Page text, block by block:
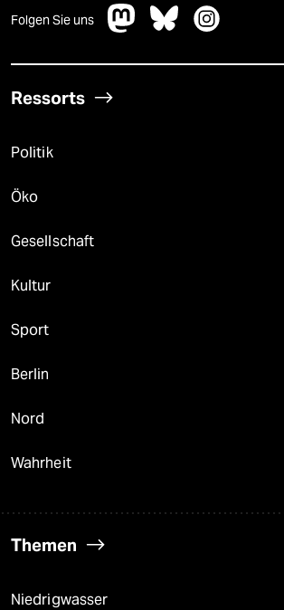
Folgen Sie uns
Ressorts
Politik
Öko
Gesellschaft
Kultur
Sport
Berlin
Nord
Wahrheit
Themen
Niedrigwasser